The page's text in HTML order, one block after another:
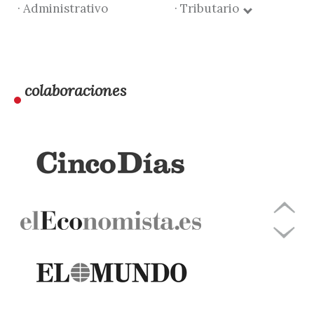
· Administrativo
· Tributario
colaboraciones